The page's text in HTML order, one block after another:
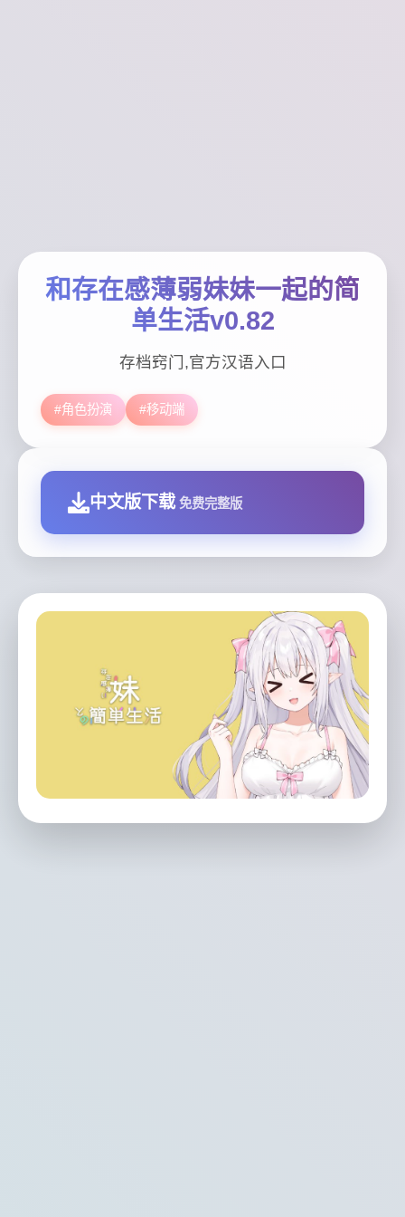
和存在感薄弱妹妹一起的简
单生活v0.82
存档窍门,官方汉语入口
#角色扮演 #移动端
中文版下载 免费完整版